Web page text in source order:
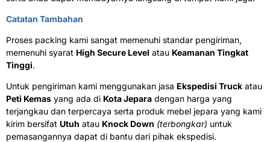
Catatan Tambahan
Proses packing kami sangat memenuhi standar pengiriman,
memenuhi syarat High Secure Level atau Keamanan Tingkat
Tinggi.
Untuk pengiriman kami menggunakan jasa Ekspedisi Truck atau
Peti Kemas yang ada di Kota Jepara dengan harga yang
terjangkau dan terpercaya serta produk mebel jepara yang kami
kirim bersifat Utuh atau Knock Down (terbongkar) untuk
pemasangannya dapat di bantu dari pihak ekspedisi.